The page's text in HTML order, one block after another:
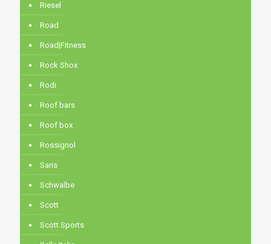
Riesel
Road
Road|Fitness
Rock Shox
Rodi
Roof bars
Roof box
Rossignol
Saris
Schwalbe
Scott
Scott Sports